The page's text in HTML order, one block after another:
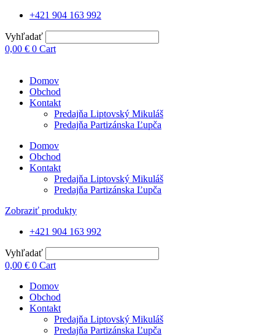
+421 904 163 992
Vyhľadať
0,00 € 0 Cart
Domov
Obchod
Kontakt
Predajňa Liptovský Mikuláš
Predajňa Partizánska Ľupča
Domov
Obchod
Kontakt
Predajňa Liptovský Mikuláš
Predajňa Partizánska Ľupča
Zobraziť produkty
+421 904 163 992
Vyhľadať
0,00 € 0 Cart
Domov
Obchod
Kontakt
Predajňa Liptovský Mikuláš
Predajňa Partizánska Ľupča